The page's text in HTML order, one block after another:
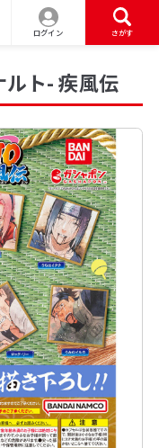
ログイン さがす
ト- 疾風伝